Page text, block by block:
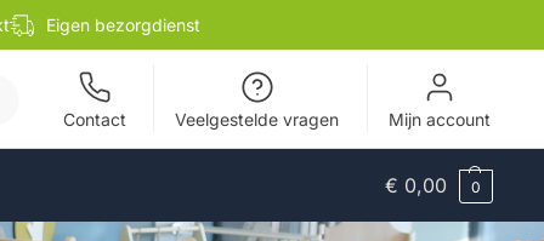
Eigen bezorgdienst
Contact Veelgestelde vragen Mijn account
€ 0,00 0